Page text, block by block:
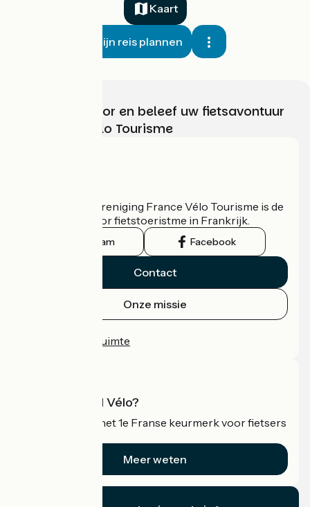
Kaart
Mijn reis plannen
Kies, bereid voor en beleef uw fietsavontuur
met France Vélo Tourisme
De nationale vereniging France Vélo Tourisme is de
officiële gids voor fietstoeristme in Frankrijk.
Instagram Facebook
Contact
Onze missie
Professionele ruimte
Wat is Accueil Vélo?
Accueil Vélo is het 1e Franse keurmerk voor fietsers
Meer weten